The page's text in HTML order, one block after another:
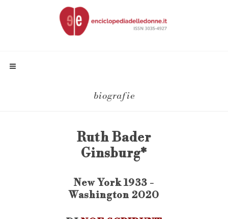
biografie
Ruth Bader
Ginsburg*
New York 1933 -
Washington 2020